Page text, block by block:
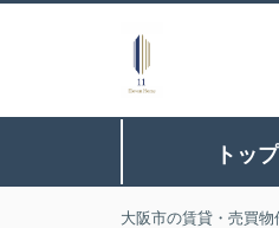
トップ
大阪市の賃貸・売買